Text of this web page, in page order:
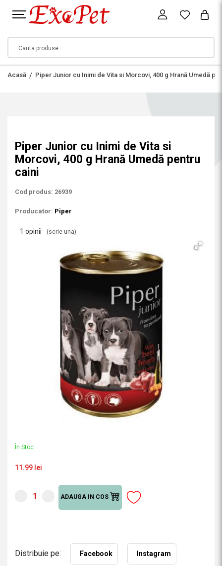
Acasă Piper Junior cu Inimi de Vita si Morcovi, 400 g Hrană Umedă
Piper Junior cu Inimi de Vita si
Morcovi, 400 g Hrană Umedă pentru
caini
Cod produs: 26939
Producator: Piper
1 opinii (scrie una)
În Stoc
11.99 lei
ADAUGA IN COS
Distribuie pe: Facebook Instagram